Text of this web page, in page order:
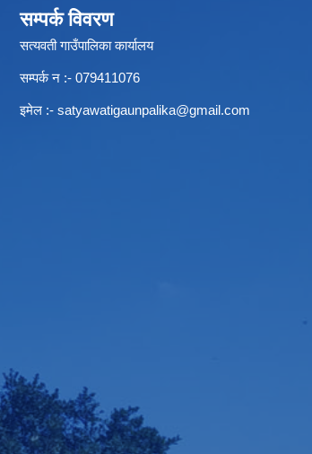
सम्पर्क विवरण
सत्यवती गाउँपालिका कार्यालय
सम्पर्क न‌ :- 079411076
इमेल :- satyawatigaunpalika@gmail.com